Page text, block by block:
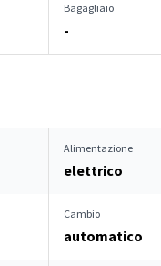
Bagagliaio
-
Alimentazione
elettrico
Cambio
automatico